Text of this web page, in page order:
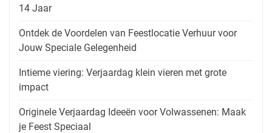
14 Jaar
Ontdek de Voordelen van Feestlocatie Verhuur voor
Jouw Speciale Gelegenheid
Intieme viering: Verjaardag klein vieren met grote
impact
Originele Verjaardag Ideeën voor Volwassenen: Maak
je Feest Speciaal